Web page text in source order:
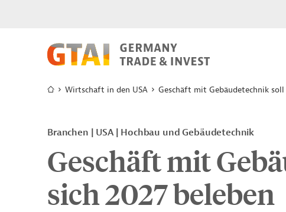
Wirtschaft in den USA Geschäft mit Gebäudetechnik soll
Branchen | USA | Hochbau und Gebäudetechnik
Geschäft mit
sich 2027 beleben